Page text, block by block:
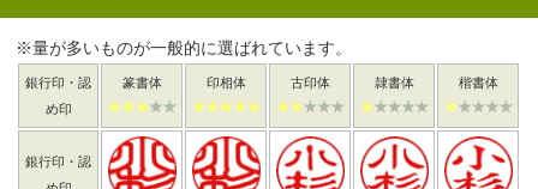
※量が多いものが一般的に選ばれています。
銀行印・認
め印
篆書体 印相体 古印体 隷書体 楷書体
銀行印・認